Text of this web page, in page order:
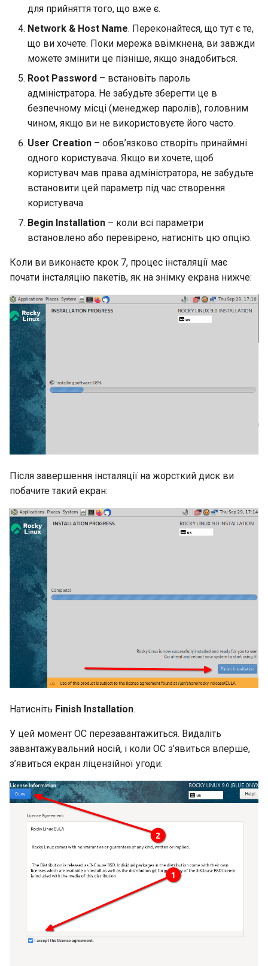
для прийняття того, що вже є.
Network & Host Name. Переконайтеся, що тут є те,
що ви хочете. Поки мережа ввімкнена, ви завжди
можете змінити це пізніше, якщо знадобиться.
Root Password – встановіть пароль
адміністратора. Не забудьте зберегти це в
безпечному місці (менеджер паролів), головним
чином, якщо ви не використовуєте його часто.
User Creation – обов’язково створіть принаймні
одного користувача. Якщо ви хочете, щоб
користувач мав права адміністратора, не забудьте
встановити цей параметр під час створення
користувача.
Begin Installation – коли всі параметри
встановлено або перевірено, натисніть цю опцію.
Коли ви виконаєте крок 7, процес інсталяції має
почати інсталяцію пакетів, як на знімку екрана нижче:
Після завершення інсталяції на жорсткий диск ви
побачите такий екран:
Натисніть Finish Installation.
У цей момент ОС перезавантажиться. Видаліть
завантажувальний носій, і коли ОС з’явиться вперше,
з’явиться екран ліцензійної угоди: